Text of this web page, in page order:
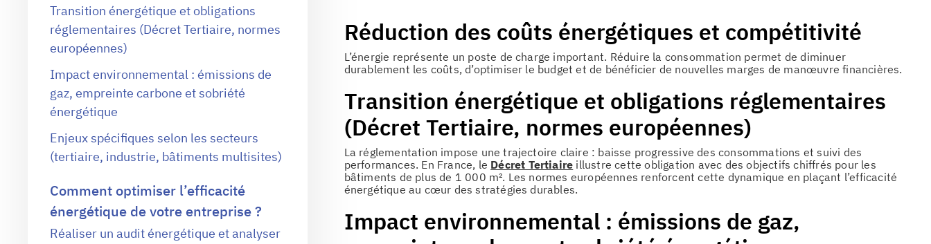
Transition énergétique et obligations
réglementaires (Décret Tertiaire, normes
européennes)
Impact environnemental : émissions de
gaz, empreinte carbone et sobriété
énergétique
Enjeux spécifiques selon les secteurs
(tertiaire, industrie, bâtiments multisites)
Comment optimiser l’efficacité
énergétique de votre entreprise ?
Réaliser un audit énergétique et analyser
Réduction des coûts énergétiques et compétitivité
L’énergie représente un poste de charge important. Réduire la consommation permet de diminuer
durablement les coûts, d’optimiser le budget et de bénéficier de nouvelles marges de manœuvre financières.
Transition énergétique et obligations réglementaires
(Décret Tertiaire, normes européennes)
La réglementation impose une trajectoire claire : baisse progressive des consommations et suivi des
performances. En France, le Décret Tertiaire illustre cette obligation avec des objectifs chiffrés pour les
bâtiments de plus de 1 000 m². Les normes européennes renforcent cette dynamique en plaçant l’efficacité
énergétique au cœur des stratégies durables.
Impact environnemental : émissions de gaz,